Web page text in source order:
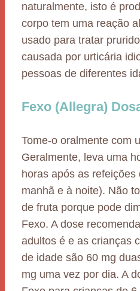
naturalmente, isto é
corpo tem uma reação
usado para tratar
causada por urticária
pessoas de diferentes
Fexo (Allegra)
Tome-o oralmente com
Geralmente, leva uma
horas após as
manhã e à noite). Não
de fruta porque pode
Fexo. A dose
adultos é e as crianças
de idade são 60 mg
mg uma vez por dia. A